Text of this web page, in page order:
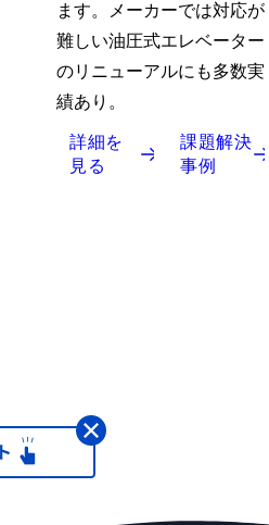
ます。メーカーでは対応が
難しい油圧式エレベーター
のリニューアルにも多数実
績あり。
詳細を
見る
課題解決
事例